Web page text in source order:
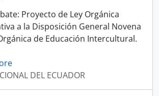
Proyecto de Ley Orgánica
a la Disposición General Novena
de Educación Intercultural.
DEL ECUADOR